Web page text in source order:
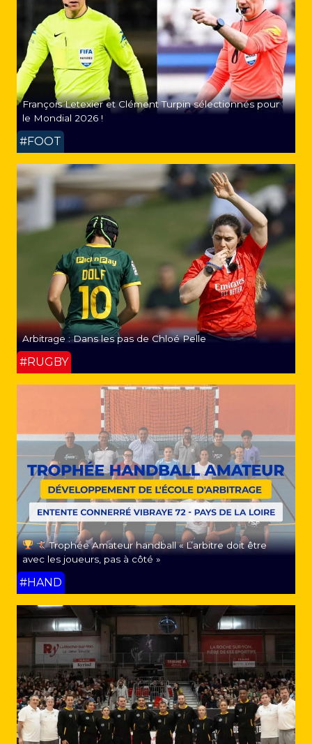
François Letexier et Clément Turpin sélectionnés pour
le Mondial 2026 !
#FOOT
Arbitrage : Dans les pas de Chloé Pelle
#RUGBY
Trophée Amateur handball « L’arbitre doit être
avec les joueurs, pas à côté »
#HAND